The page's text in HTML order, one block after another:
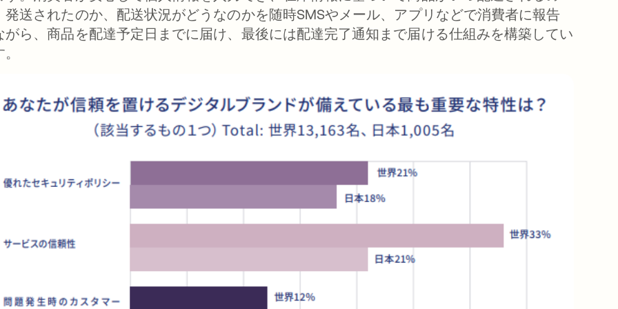
発送されたのか、配送状況がどうなのかを随時SMSやメール、アプリなどで消費者に報告
がら、商品を配達予定日までに届け、最後には配達完了通知まで届ける仕組みを構築してい